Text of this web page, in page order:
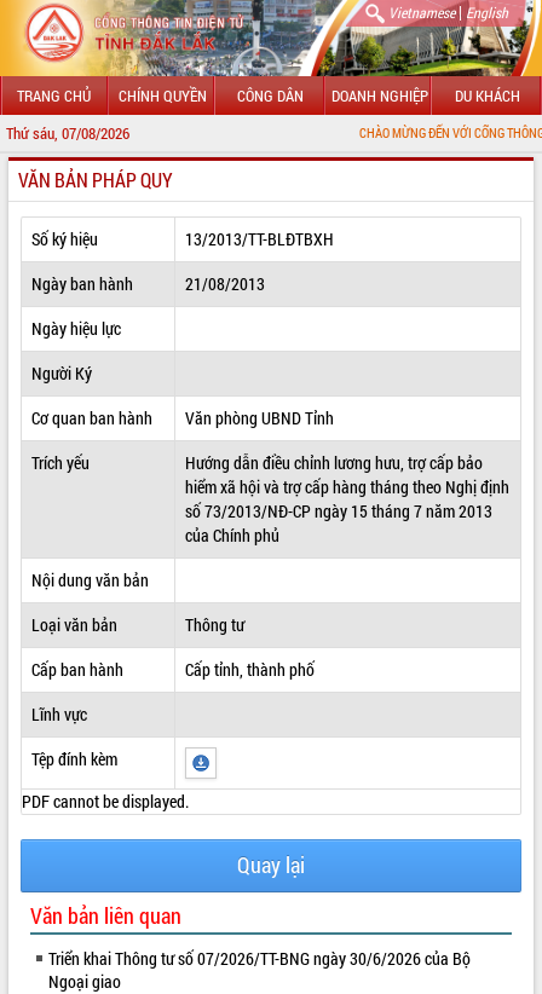
Vietnamese| English
TRANG CHỦ CHÍNH QUYỀN CÔNG DÂN DOANH NGHIỆP DU KHÁCH
Thứ sáu, 07/08/2026 CHÀO MỪNG ĐẾN VỚI CỔNG THÔNG TIN ĐIỆN
GIỚI THIỆU
LÃNH ĐẠO UBND TỈNH
TIN TỨC SỰ KIỆN
SỞ, BAN, NGÀNH
UBND CÁC XÃ, PHƯỜNG
THÔNG TIN CHỈ ĐẠO ĐIỀU HÀNH
HỆ THỐNG VĂN BẢN
ĐIỂM TIN VĂN BẢN
QUY HOẠCH - KẾ HOẠCH
VĂN BẢN PHÁP QUY
Số ký hiệu
13/2013/TT-BLĐTBXH
Ngày ban hành
21/08/2013
Ngày hiệu lực
Người Ký
Cơ quan ban hành
Văn phòng UBND Tỉnh
Trích yếu
Hướng dẫn điều chỉnh lương hưu, trợ cấp bảo
hiểm xã hội và trợ cấp hàng tháng theo Nghị định
số 73/2013/NĐ-CP ngày 15 tháng 7 năm 2013
của Chính phủ
Nội dung văn bản
Loại văn bản
Thông tư
Cấp ban hành
Cấp tỉnh, thành phố
Lĩnh vực
Tệp đính kèm
PDF cannot be displayed.
Quay lại
Văn bản liên quan
Triển khai Thông tư số 07/2026/TT-BNG ngày 30/6/2026 của Bộ
Ngoại giao